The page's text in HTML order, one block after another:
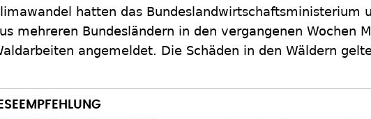
hatten das Bundeslandwirtschaftsministerium
mehreren Bundesländern in den vergangenen Wochen
angemeldet. Die Schäden in den Wäldern